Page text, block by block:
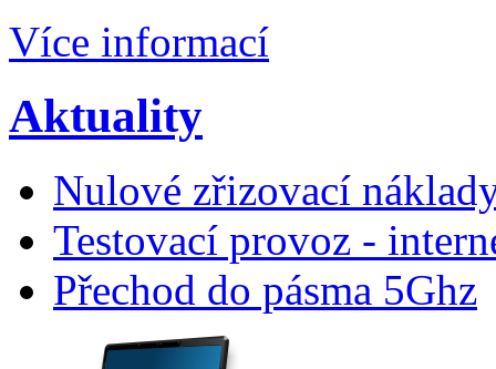
Více informací
Aktuality
Nulové zřizovací
Testovací provoz -
Přechod do pásma 5Ghz